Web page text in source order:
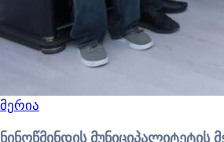
მერია
ნინოწმინდის მუნიციპალიტეტის მერმა „ჯარის